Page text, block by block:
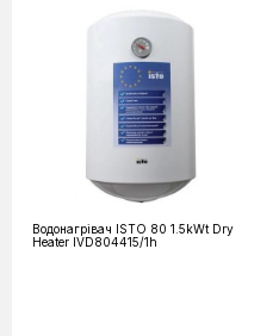
Водонагрівач ISTO 80 1.5kWt Dry
Heater IVD804415/1h